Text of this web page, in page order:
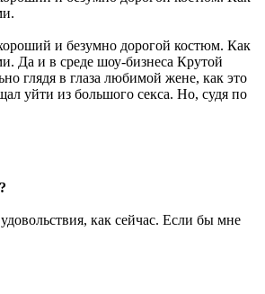
и безумно дорогой костюм. Как
Да и в среде шоу-бизнеса Крутой
глядя в глаза любимой жене, как это
уйти из большого секса. Но, судя по
как сейчас. Если бы мне